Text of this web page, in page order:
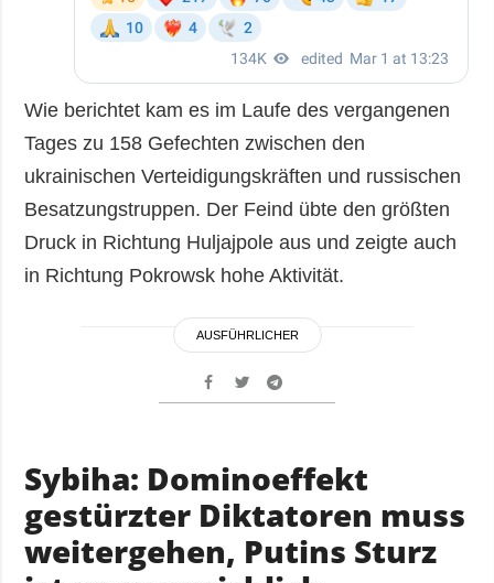
Wie berichtet kam es im Laufe des vergangenen
Tages zu 158 Gefechten zwischen den
ukrainischen Verteidigungskräften und russischen
Besatzungstruppen. Der Feind übte den größten
Druck in Richtung Huljajpole aus und zeigte auch
in Richtung Pokrowsk hohe Aktivität.
AUSFÜHRLICHER
Sybiha: Dominoeffekt
gestürzter Diktatoren muss
weitergehen, Putins Sturz